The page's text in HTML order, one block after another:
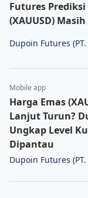
Futures Prediksi
(XAUUSD)
Dupoin Futures
Mobile app
Harga Emas
Lanjut Turun?
Ungkap Level
Dipantau
Dupoin Futures